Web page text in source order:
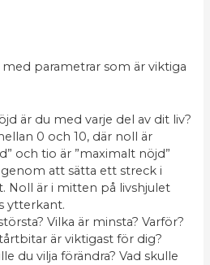
parametrar som är viktiga
är du med varje del av dit liv?
0 och 10, där noll är
och tio är ”maximalt nöjd”
att sätta ett streck i
Noll är i mitten på livshjulet
ytterkant.
Vilka är minsta? Varför?
är viktigast för dig?
du vilja förändra? Vad skulle